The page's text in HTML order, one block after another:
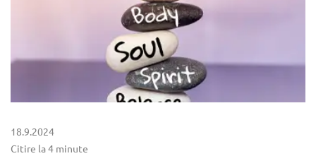
18.9.2024
Citire la 4 minute